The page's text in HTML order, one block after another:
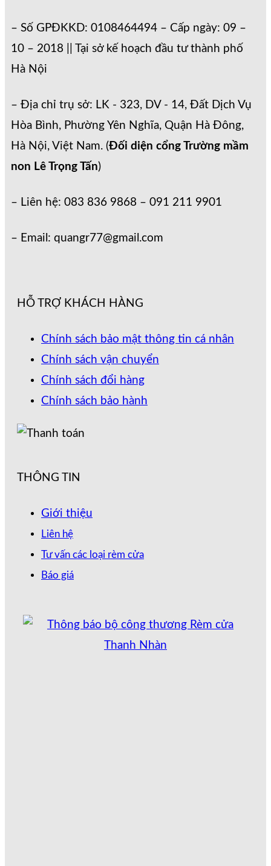
– Số GPĐKKD: 0108464494 – Cấp ngày: 09 –
10 – 2018 || Tại sở kế hoạch đầu tư thành phố
Hà Nội
– Địa chỉ trụ sở: LK - 323, DV - 14, Đất Dịch Vụ
Hòa Bình, Phường Yên Nghĩa, Quận Hà Đông,
Hà Nội, Việt Nam. (Đối diện cổng Trường mầm
non Lê Trọng Tấn)
– Liên hệ: 083 836 9868 – 091 211 9901
– Email: quangr77@gmail.com
HỖ TRỢ KHÁCH HÀNG
Chính sách bảo mật thông tin cá nhân
Chính sách vận chuyển
Chính sách đổi hàng
Chính sách bảo hành
THÔNG TIN
Giới thiệu
Liên hệ
Tư vấn các loại rèm cửa
Báo giá